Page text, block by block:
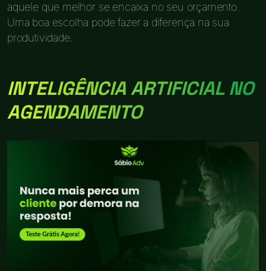
aquele que melhor se encaixa no seu orçamento.
Uma boa escolha pode fazer a diferença na sua
produtividade.
INTELIGÊNCIA ARTIFICIAL NO
AGENDAMENTO